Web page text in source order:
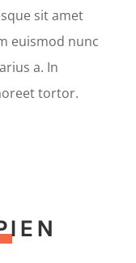
sit amet
euismod nunc
a. In
tortor.